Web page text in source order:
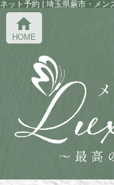
home
HOME